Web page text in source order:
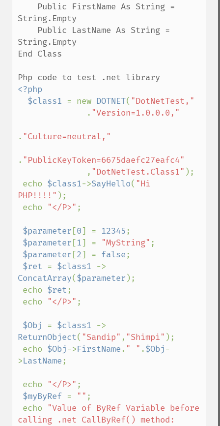
String.Empty
String.Empty
End Class
<?php
  $class1
= new DOTNET( "DotNetTest,"
. "Version=1.0.0.0,"
. "Culture=neutral,"
. "PublicKeyToken=6675daefc27eafc4"
, "DotNetTest.Class1" );
echo $class1->SayHello( "Hi
PHP!!!!" );
echo
"</P>" ;
$parameter [0] = 12345;
$parameter [1] = "MyString" ;
$parameter [2] = false;
$ret = $class1
ConcatArray($parameter );
echo $ret;
echo
"</P>" ;
$Obj = $class1
ReturnObject( "Sandip" , "Shimpi" );
echo $Obj->FirstName. " " .$Obj-
>LastName;
echo "</P>" ;
$myByRef = "" ;
echo
"Value of ByRef Variable before
calling .net CallByRef() method: